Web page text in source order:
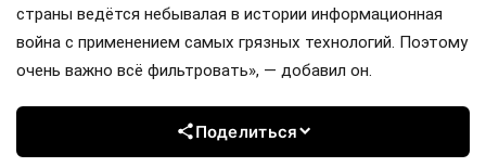
страны ведётся небывалая в истории информационная
война с применением самых грязных технологий. Поэтому
очень важно всё фильтровать», — добавил он.
Поделиться